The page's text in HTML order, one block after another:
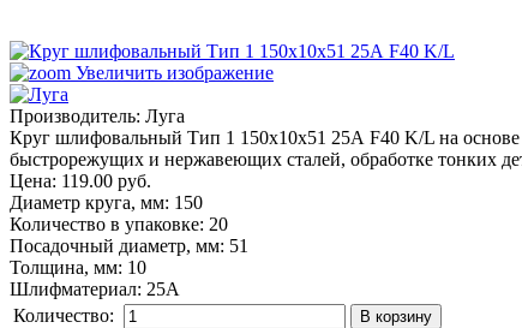
Увеличить изображение
Производитель: Луга
Круг шлифовальный Тип 1 150х10х51 25А F40 K/L на основе
быстрорежущих и нержавеющих сталей, обработке тонких
Цена: 119.00 руб.
Диаметр круга, мм: 150
Количество в упаковке: 20
Посадочный диаметр, мм: 51
Толщина, мм: 10
Шлифматериал: 25A
Количество: